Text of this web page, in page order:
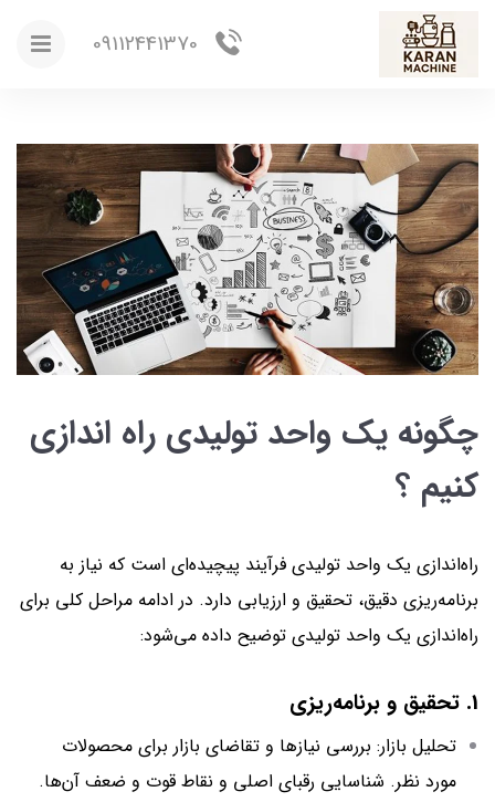
چگونه یک واحد تولیدی راه اندازی
کنیم ؟
راه‌اندازی یک واحد تولیدی فرآیند پیچیده‌ای است که نیاز به
برنامه‌ریزی دقیق، تحقیق و ارزیابی دارد. در ادامه مراحل کلی برای
راه‌اندازی یک واحد تولیدی توضیح داده می‌شود:
1. تحقیق و برنامه‌ریزی
تحلیل بازار: بررسی نیازها و تقاضای بازار برای محصولات
مورد نظر. شناسایی رقبای اصلی و نقاط قوت و ضعف آن‌ها.